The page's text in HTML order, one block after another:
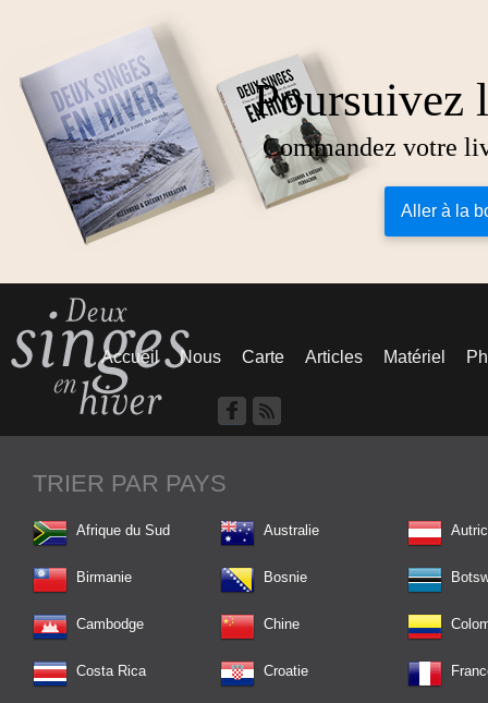
Poursuivez
Commandez votre
Aller à la
Accueil Nous Carte Articles Matériel
TRIER PAR PAYS
Afrique du Sud Australie
Birmanie Bosnie
Cambodge Chine
Costa Rica Croatie